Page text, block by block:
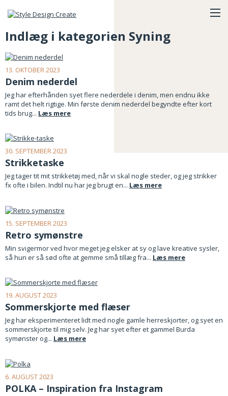
Indlæg i kategorien Syning
13. OKTOBER 2023
Denim nederdel
Jeg har efterhånden syet flere nederdele i denim, men endnu ikke
ramt det helt rigtige. Min første denim nederdel begyndte efter kort
tids brug... Læs mere
30. SEPTEMBER 2023
Strikketaske
Jeg tager tit mit strikketøj med, når vi skal nogle steder, og jeg strikker
fx ofte i bilen. Indtil nu har jeg brugt en... Læs mere
15. SEPTEMBER 2023
Retro symønstre
Min svigermor ved hvor meget jeg elsker at sy og lave kreative sysler,
så hun er så sød ofte at gemme små tillæg fra... Læs mere
19. AUGUST 2023
Sommerskjorte med flæser
Jeg har eksperimenteret lidt med nogle gamle herreskjorter, og syet en
sommerskjorte til mig selv. Jeg har syet efter et gammel Burda
symønster og... Læs mere
6. AUGUST 2023
POLKA – Inspiration fra Instagram